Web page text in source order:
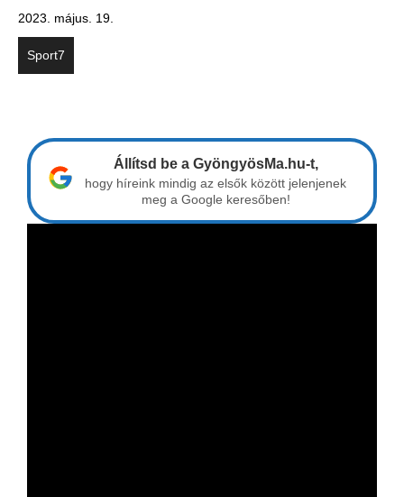
2023. május. 19.
Sport7
Állítsd be a GyöngyösMa.hu-t,
hogy híreink mindig az elsők között jelenjenek
meg a Google keresőben!